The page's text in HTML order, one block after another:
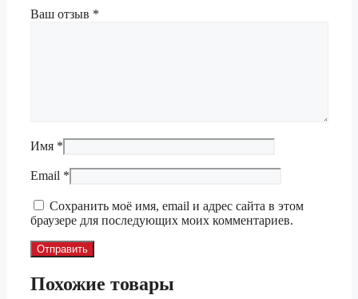
Ваш отзыв *
Имя *
Email *
Сохранить моё имя, email и адрес сайта в этом
браузере для последующих моих комментариев.
Похожие товары